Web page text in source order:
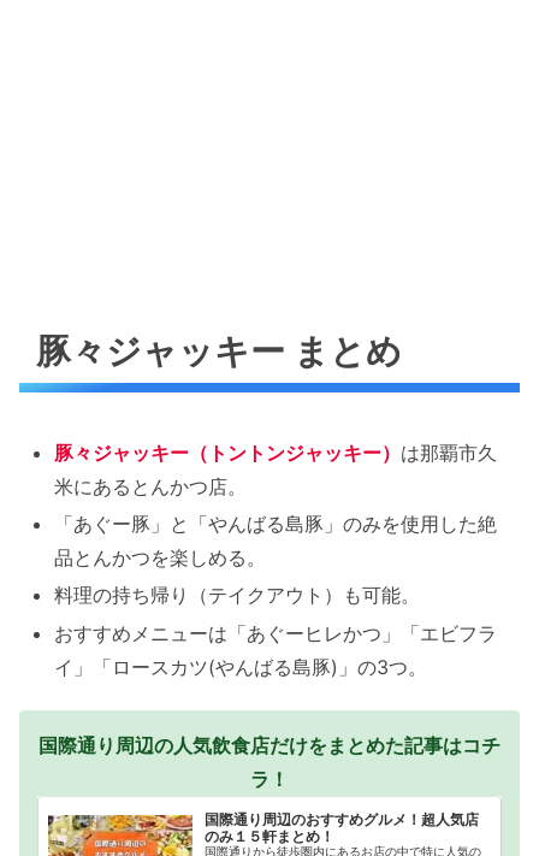
豚々ジャッキー まとめ
豚々ジャッキー（トントンジャッキー） は那覇市久
米にあるとんかつ店。
「あぐー豚」と「やんばる島豚」のみを使用した絶
品とんかつを楽しめる。
料理の持ち帰り（テイクアウト）も可能。
おすすめメニューは「あぐーヒレかつ」「エビフラ
イ」「ロースカツ(やんばる島豚)」の3つ。
国際通り周辺の人気飲食店だけをまとめた記事はコチ
ラ！
国際通り周辺のおすすめグルメ！超人気店
のみ１５軒まとめ！
国際通りから徒歩圏内にあるお店の中で特に人気の